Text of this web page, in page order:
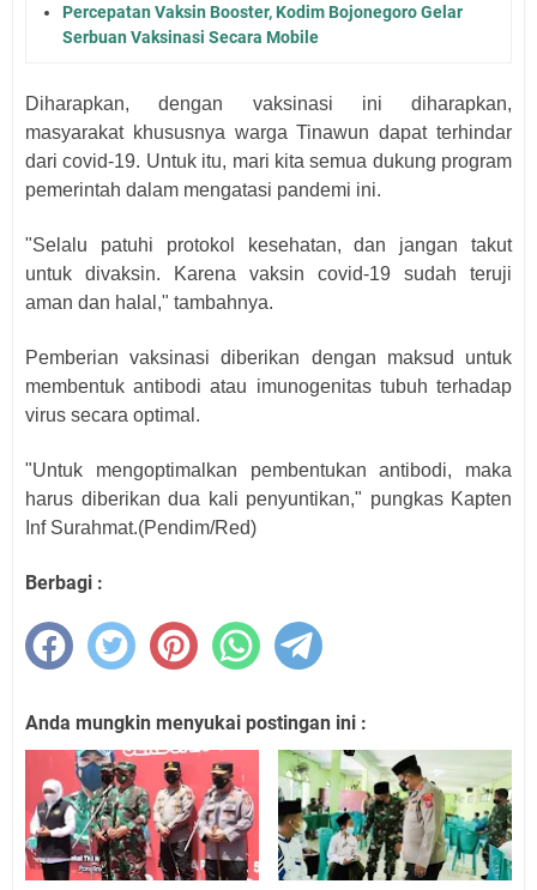
Percepatan Vaksin Booster, Kodim Bojonegoro Gelar
Serbuan Vaksinasi Secara Mobile
Diharapkan, dengan vaksinasi ini diharapkan,
masyarakat khususnya warga Tinawun dapat terhindar
dari covid-19. Untuk itu, mari kita semua dukung program
pemerintah dalam mengatasi pandemi ini.
"Selalu patuhi protokol kesehatan, dan jangan takut
untuk divaksin. Karena vaksin covid-19 sudah teruji
aman dan halal," tambahnya.
Pemberian vaksinasi diberikan dengan maksud untuk
membentuk antibodi atau imunogenitas tubuh terhadap
virus secara optimal.
"Untuk mengoptimalkan pembentukan antibodi, maka
harus diberikan dua kali penyuntikan," pungkas Kapten
Inf Surahmat.(Pendim/Red)
Berbagi :
Anda mungkin menyukai postingan ini :